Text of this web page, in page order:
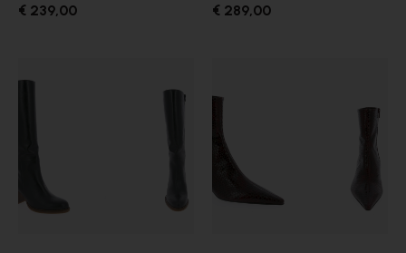
€ 239,00 € 289,00